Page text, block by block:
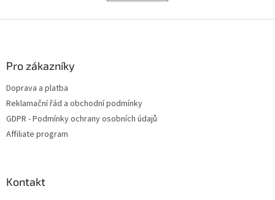
y
v
k
v
Pro zákazníky
Doprava a platba
Reklamační řád a obchodní podmínky
GDPR - Podmínky ochrany osobních údajů
Affiliate program
Kontakt